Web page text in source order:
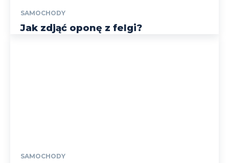
SAMOCHODY
Jak zdjąć oponę z felgi?
SAMOCHODY